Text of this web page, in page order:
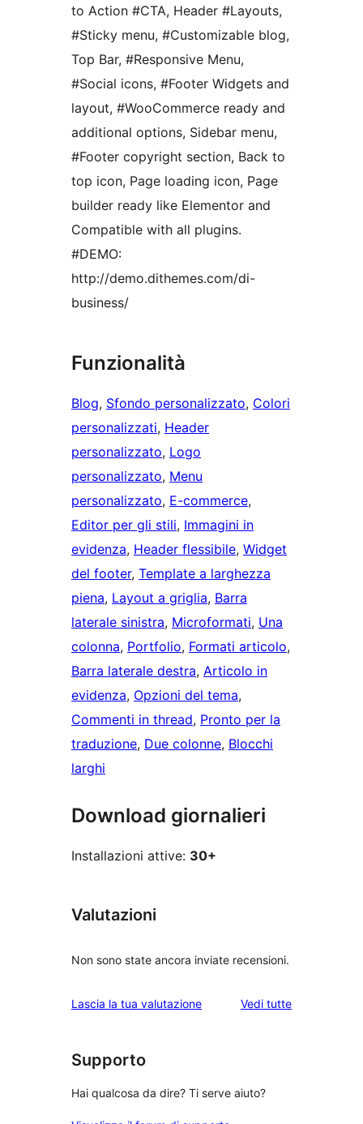
to Action #CTA, Header #Layouts,
#Sticky menu, #Customizable blog,
Top Bar, #Responsive Menu,
#Social icons, #Footer Widgets and
layout, #WooCommerce ready and
additional options, Sidebar menu,
#Footer copyright section, Back to
top icon, Page loading icon, Page
builder ready like Elementor and
Compatible with all plugins.
#DEMO:
http://demo.dithemes.com/di-
business/
Funzionalità
Blog, Sfondo personalizzato, Colori
personalizzati, Header
personalizzato, Logo
personalizzato, Menu
personalizzato, E-commerce
Editor per gli stili, Immagini in
evidenza, Header flessibile, Widget
del footer, Template a larghezza
piena, Layout a griglia, Barra
laterale sinistra, Microformati, Una
colonna, Portfolio, Formati articolo
Barra laterale destra, Articolo in
evidenza, Opzioni del tema
Commenti in thread, Pronto per la
traduzione, Due colonne, Blocchi
larghi
Download giornalieri
Installazioni attive: 30+
Valutazioni
Non sono state ancora inviate recensioni.
Lascia la tua valutazione Vedi tuttele
Supporto
Hai qualcosa da dire? Ti serve aiuto?